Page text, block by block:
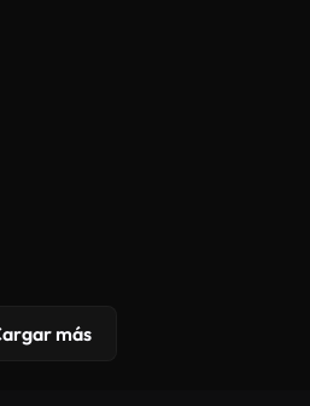
más